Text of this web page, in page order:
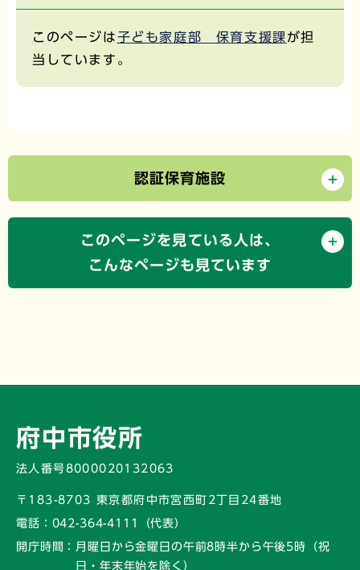
このページは子ども家庭部 保育支援課が担
当しています。
認証保育施設
このページを見ている人は、
こんなページも見ています
府中市役所
法人番号8000020132063
〒183-8703 東京都府中市宮西町2丁目24番地
電話： 042-364-4111（代表）
開庁時間： 月曜日から金曜日の午前8時半から午後5時 （祝
日・年末年始を除く）